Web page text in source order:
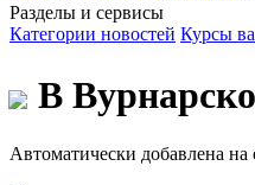
Разделы и сервисы
Категории новостей Курсы
В
Автоматически добавлена